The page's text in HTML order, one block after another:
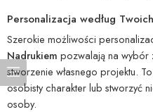
Personalizacja według
Szerokie możliwości
Nadrukiem pozwalają na
stworzenie własnego projektu.
osobisty charakter lub stworzyć
osoby.